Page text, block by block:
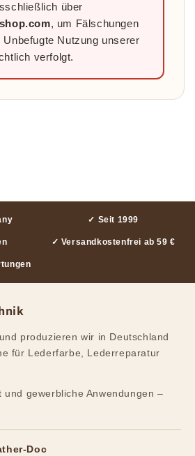
über
, um Fälschungen
Nutzung unserer
verfolgt.
✓ Seit 1999
✓ Versandkostenfrei ab 59 €
produzieren wir in Deutschland
für Lederfarbe, Lederreparatur
und gewerbliche Anwendungen –
Doc